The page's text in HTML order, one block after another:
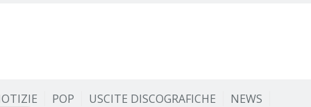
POP USCITE DISCOGRAFICHE NEWS